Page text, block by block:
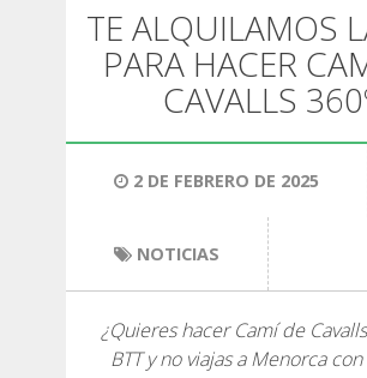
SENDERISMO
TE ALQUILAMOS
PARA HACER
CAVALLS
2 DE FEBRERO DE 2025
NOTICIAS
¿Quieres hacer Camí de
BTT y no viajas a Menorca